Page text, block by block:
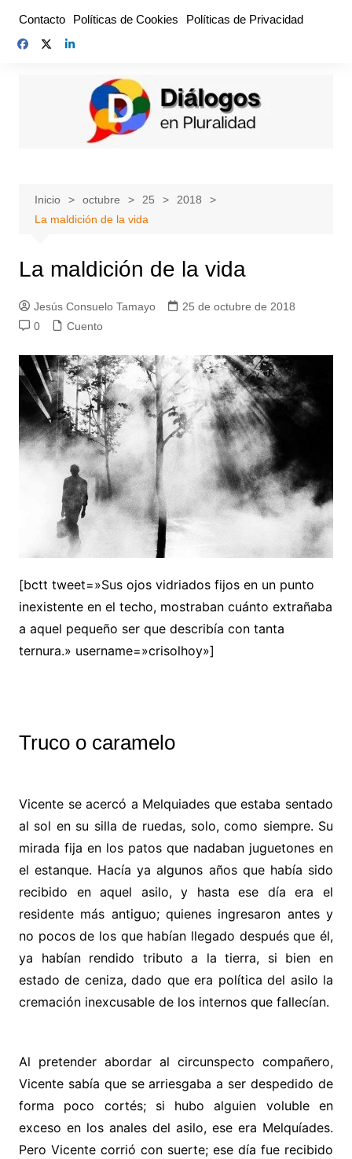
contenido
Contacto Políticas de Cookies Políticas de Privacidad
Inicio octubre 25
2018
La maldición de la vida
La maldición de la vida
Jesús Consuelo Tamayo
25 de octubre de 2018
0
Cuento
[bctt tweet=»Sus ojos vidriados fijos en un punto
inexistente en el techo, mostraban cuánto extrañaba
a aquel pequeño ser que describía con tanta
ternura.» username=»crisolhoy»]
Truco o caramelo
Vicente se acercó a Melquiades que estaba sentado
al sol en su silla de ruedas, solo, como siempre. Su
mirada fija en los patos que nadaban juguetones en
el estanque. Hacía ya algunos años que había sido
recibido en aquel asilo, y hasta ese día era el
residente más antiguo; quienes ingresaron antes y
no pocos de los que habían llegado después que él,
ya habían rendido tributo a la tierra, si bien en
estado de ceniza, dado que era política del asilo la
cremación inexcusable de los internos que fallecían.
Al pretender abordar al circunspecto compañero,
Vicente sabía que se arriesgaba a ser despedido de
forma poco cortés; si hubo alguien voluble en
exceso en los anales del asilo, ese era Melquíades.
Pero Vicente corrió con suerte; ese día fue recibido